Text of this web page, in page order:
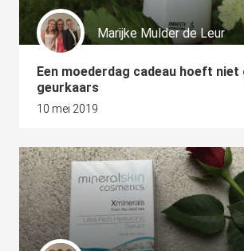
Marijke Mulder de Leur
Een moederdag cadeau hoeft
geurkaars
10 mei 2019